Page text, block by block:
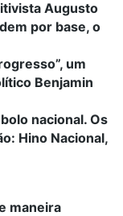
Augusto
por base, o
um
Benjamin
nacional. Os
Hino Nacional,
maneira